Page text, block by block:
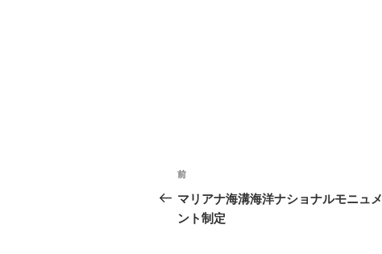
投
稿
ナ
前
の
投
前
マリアナ海溝海洋ナショナルモニュメ
ント制定